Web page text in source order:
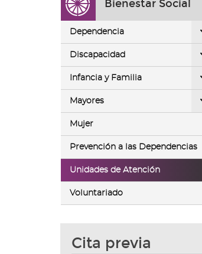
ir
a
la
de
Bienestar Social
Dependencia
Discapacidad
Infancia y Familia
Mayores
Mujer
Prevención a las Dependencias
Unidades de Atención
Voluntariado
Cita previa